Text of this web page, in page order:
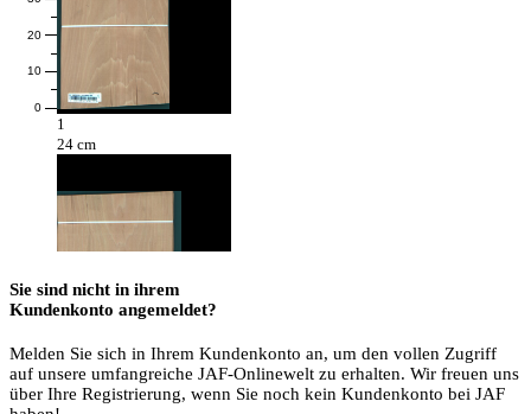
0
10
20
1
24 cm
Sie sind nicht in ihrem
Kundenkonto angemeldet?
Melden Sie sich in Ihrem Kundenkonto an, um den vollen Zugriff
auf unsere umfangreiche JAF-Onlinewelt zu erhalten. Wir freuen uns
über Ihre Registrierung, wenn Sie noch kein Kundenkonto bei JAF